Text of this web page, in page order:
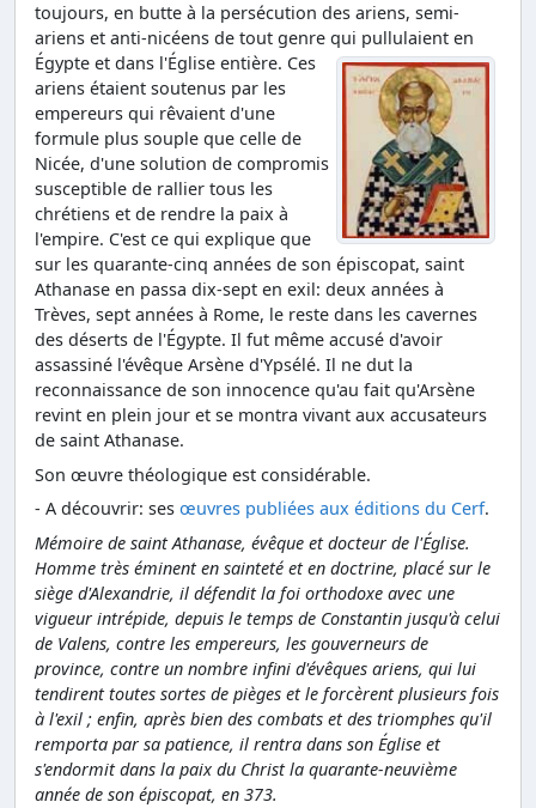
toujours, en butte à la persécution des ariens, semi-
ariens et anti-nicéens de tout genre qui pullulaient en
Égypte et dans l'Église entière. Ces
ariens étaient soutenus par les
empereurs qui rêvaient d'une
formule plus souple que celle de
Nicée, d'une solution de compromis
susceptible de rallier tous les
chrétiens et de rendre la paix à
l'empire. C'est ce qui explique que
sur les quarante-cinq années de son épiscopat, saint
Athanase en passa dix-sept en exil: deux années à
Trèves, sept années à Rome, le reste dans les cavernes
des déserts de l'Égypte. Il fut même accusé d'avoir
assassiné l'évêque Arsène d'Ypsélé. Il ne dut la
reconnaissance de son innocence qu'au fait qu'Arsène
revint en plein jour et se montra vivant aux accusateurs
de saint Athanase.
Son œuvre théologique est considérable.
- A découvrir: ses œuvres publiées aux éditions du Cerf.
Mémoire de saint Athanase, évêque et docteur de l'Église.
Homme très éminent en sainteté et en doctrine, placé sur le
siège d'Alexandrie, il défendit la foi orthodoxe avec une
vigueur intrépide, depuis le temps de Constantin jusqu'à celui
de Valens, contre les empereurs, les gouverneurs de
province, contre un nombre infini d'évêques ariens, qui lui
tendirent toutes sortes de pièges et le forcèrent plusieurs fois
à l'exil ; enfin, après bien des combats et des triomphes qu'il
remporta par sa patience, il rentra dans son Église et
s'endormit dans la paix du Christ la quarante-neuvième
année de son épiscopat, en 373.